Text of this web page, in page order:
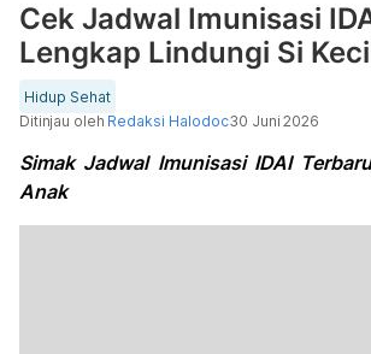
Cek Jadwal Imunisasi
Lengkap Lindungi Si
Hidup Sehat
Ditinjau oleh Redaksi Halodoc30 Juni 2026
Simak Jadwal Imunisasi IDAI
Anak